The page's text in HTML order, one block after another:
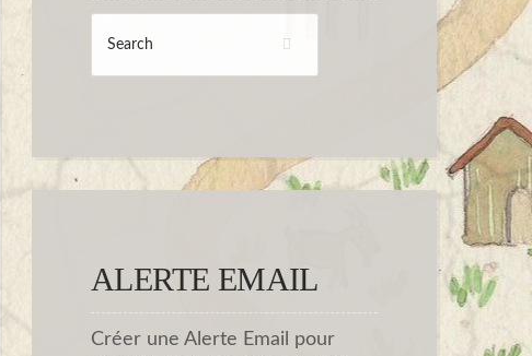
ALERTE EMAIL
Créer une Alerte Email pour